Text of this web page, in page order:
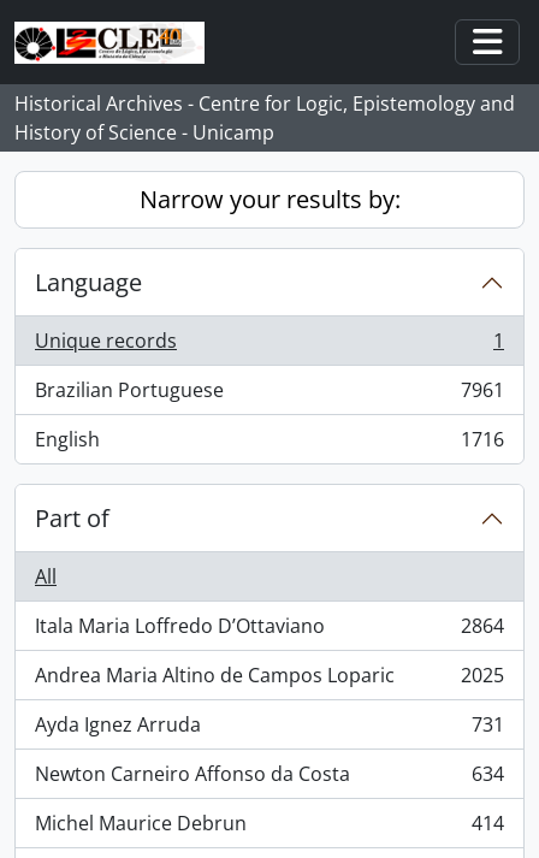
Skip to main content
Historical Archives - Centre for Logic, Epistemology and
History of Science - Unicamp
Narrow your results by:
Language
Unique records
, 1 results
1
Brazilian Portuguese
, 7961 results
7961
English
, 1716 results 1716
Part of
All
Itala Maria Loffredo D’Ottaviano
, 2864 results
2864
Andrea Maria Altino de Campos Loparic
, 2025 results
2025
Ayda Ignez Arruda
, 731 results
731
Newton Carneiro Affonso da Costa
, 634 results
634
Michel Maurice Debrun
, 414 results
414